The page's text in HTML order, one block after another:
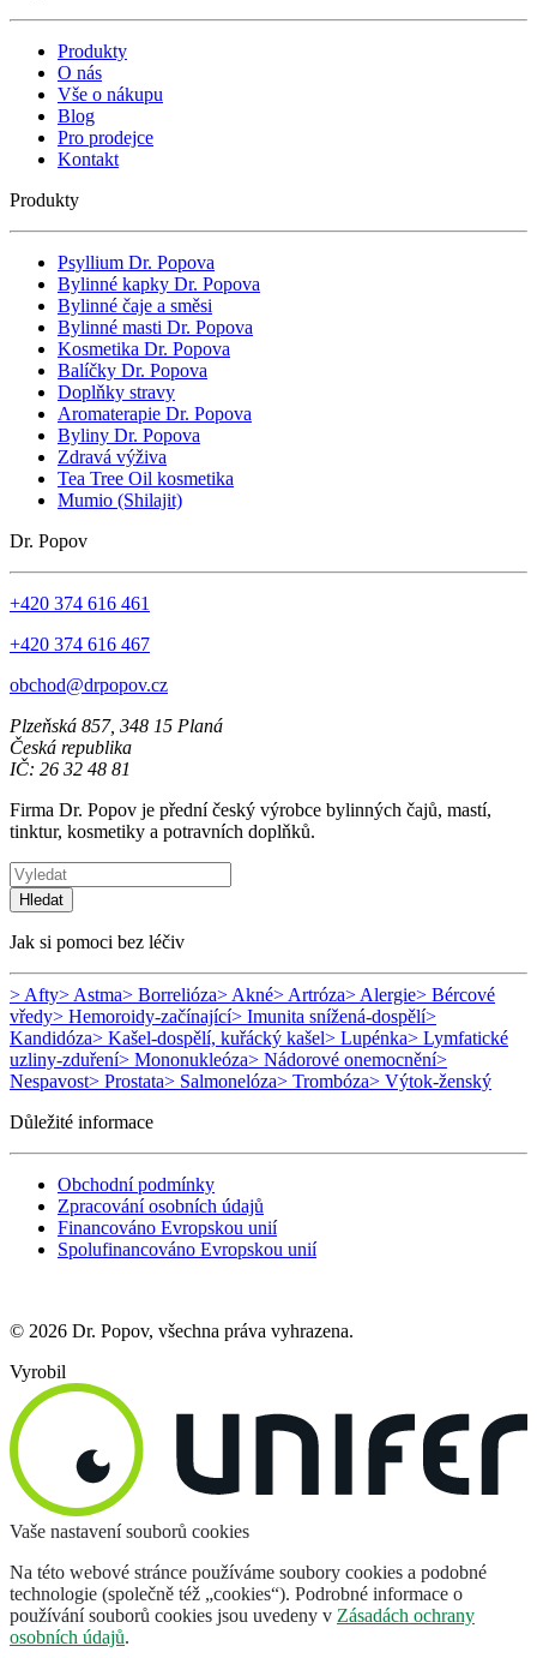
Produkty
O nás
Vše o nákupu
Blog
Pro prodejce
Kontakt
Produkty
Psyllium Dr. Popova
Bylinné kapky Dr. Popova
Bylinné čaje a směsi
Bylinné masti Dr. Popova
Kosmetika Dr. Popova
Balíčky Dr. Popova
Doplňky stravy
Aromaterapie Dr. Popova
Byliny Dr. Popova
Zdravá výživa
Tea Tree Oil kosmetika
Mumio (Shilajit)
Dr. Popov
+420 374 616 461
+420 374 616 467
obchod@drpopov.cz
Plzeňská 857, 348 15 Planá
Česká republika
IČ: 26 32 48 81
Firma Dr. Popov je přední český výrobce bylinných čajů, mastí,
tinktur, kosmetiky a potravních doplňků.
Hledat
Jak si pomoci bez léčiv
> Afty> Astma> Borrelióza> Akné> Artróza> Alergie> Bércové
vředy> Hemoroidy-začínající> Imunita snížená-dospělí>
Kandidóza> Kašel-dospělí, kuřácký kašel> Lupénka> Lymfatické
uzliny-zduření> Mononukleóza> Nádorové onemocnění>
Nespavost> Prostata> Salmonelóza> Trombóza> Výtok-ženský
Důležité informace
Obchodní podmínky
Zpracování osobních údajů
Financováno Evropskou unií
Spolufinancováno Evropskou unií
© 2026 Dr. Popov, všechna práva vyhrazena.
Vyrobil
Vaše nastavení souborů cookies
Na této webové stránce používáme soubory cookies a podobné
technologie (společně též „cookies“). Podrobné informace o
používání souborů cookies jsou uvedeny v Zásadách ochrany
osobních údajů.